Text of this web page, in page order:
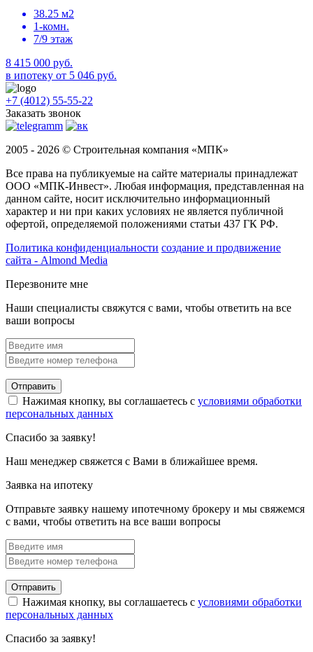
38.25 м2
1-комн.
7/9 этаж
8 415 000 руб.
в ипотеку от 5 046 руб.
+7 (4012) 55-55-22
Заказать звонок
2005 - 2026 © Строительная компания «МПК»
Все права на публикуемые на сайте материалы принадлежат
ООО «МПК-Инвест». Любая информация, представленная на
данном сайте, носит исключительно информационный
характер и ни при каких условиях не является публичной
офертой, определяемой положениями статьи 437 ГК РФ.
Политика конфиденциальности создание и продвижение
сайта - Almond Media
Перезвоните мне
Наши специалисты свяжутся с вами, чтобы ответить на все
ваши вопросы
Отправить
Нажимая кнопку, вы соглашаетесь с условиями обработки
персональных данных
Спасибо за заявку!
Наш менеджер свяжется с Вами в ближайшее время.
Заявка на ипотеку
Отправьте заявку нашему ипотечному брокеру и мы свяжемся
с вами, чтобы ответить на все ваши вопросы
Отправить
Нажимая кнопку, вы соглашаетесь с условиями обработки
персональных данных
Спасибо за заявку!